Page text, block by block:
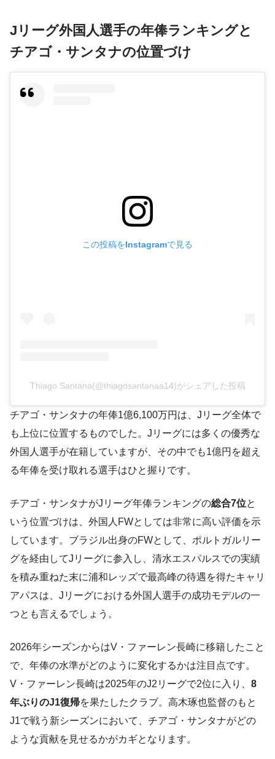
Jリーグ外国人選手の年俸ランキングと
チアゴ・サンタナの位置づけ
この投稿をInstagramで見る
Thiago Santana(@thiagosantanaa14)がシェアした投稿
チアゴ・サンタナの年俸1億6,100万円は、Jリーグ全体で
も上位に位置するものでした。Jリーグには多くの優秀な
外国人選手が在籍していますが、その中でも1億円を超え
る年俸を受け取れる選手はひと握りです。
チアゴ・サンタナがJリーグ年俸ランキングの総合7位と
いう位置づけは、外国人FWとしては非常に高い評価を示
しています。ブラジル出身のFWとして、ポルトガルリー
グを経由してJリーグに参入し、清水エスパルスでの実績
を積み重ねた末に浦和レッズで最高峰の待遇を得たキャリ
アパスは、Jリーグにおける外国人選手の成功モデルの一
つとも言えるでしょう。
2026年シーズンからはV・ファーレン長崎に移籍したこと
で、年俸の水準がどのように変化するかは注目点です。
V・ファーレン長崎は2025年のJ2リーグで2位に入り、 8
年ぶりのJ1復帰を果たしたクラブ。高木琢也監督のもと
J1で戦う新シーズンにおいて、チアゴ・サンタナがどの
ような貢献を見せるかがカギとなります。